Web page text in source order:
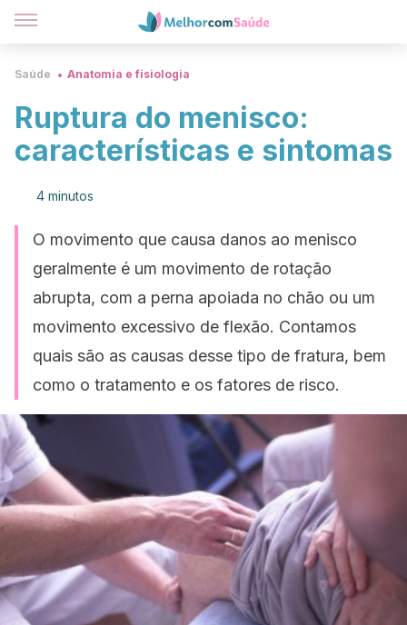
Saúde Anatomia e fisiologia
Ruptura do menisco:
características e sintomas
4 minutos
O movimento que causa danos ao menisco
geralmente é um movimento de rotação
abrupta, com a perna apoiada no chão ou um
movimento excessivo de flexão. Contamos
quais são as causas desse tipo de fratura, bem
como o tratamento e os fatores de risco.